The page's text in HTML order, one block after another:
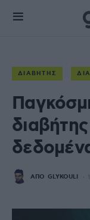
ΔΙΑΒΉΤΗΣ
ΑΠΌ GLYKOULI